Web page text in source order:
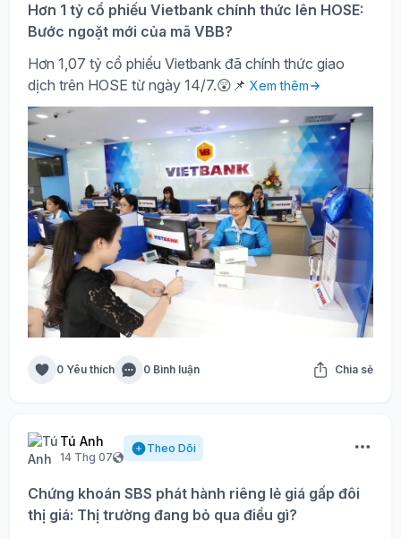
Hơn 1 tỷ cổ phiếu Vietbank chính thức lên HOSE:
Bước ngoặt mới của mã VBB?
Hơn 1,07 tỷ cổ phiếu Vietbank đã chính thức giao
dịch trên HOSE từ ngày 14/7.😲📌 Xem thêm
0 Yêu thích 0 Bình luận Chia sẻ
Tú Anh
14 Thg 07
Theo Dõi
Chứng khoán SBS phát hành riêng lẻ giá gấp đôi
thị giá: Thị trường đang bỏ qua điều gì?